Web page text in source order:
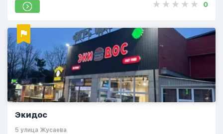
0
Экидос
5 улица Жусаева